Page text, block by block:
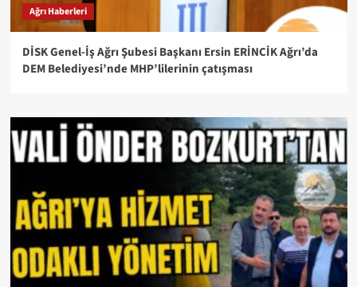
Ağrı Haberleri
DİSK Genel-İş Ağrı Şubesi Başkanı Ersin ERİNCİK Ağrı’da
DEM Belediyesi’nde MHP’lilerinin çatışması